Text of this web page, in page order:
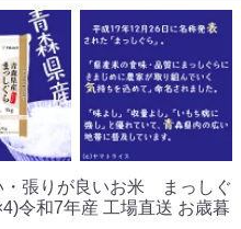
・張りが良いお米 まっしぐ
令和7年産 工場直送 お歳暮